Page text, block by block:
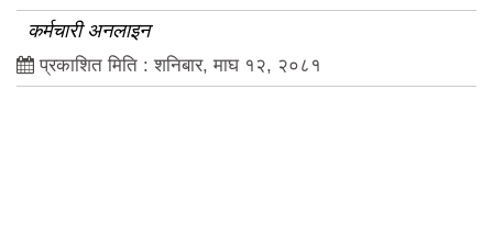
कर्मचारी अनलाइन
प्रकाशित मिति : शनिबार, माघ १२, २०८१